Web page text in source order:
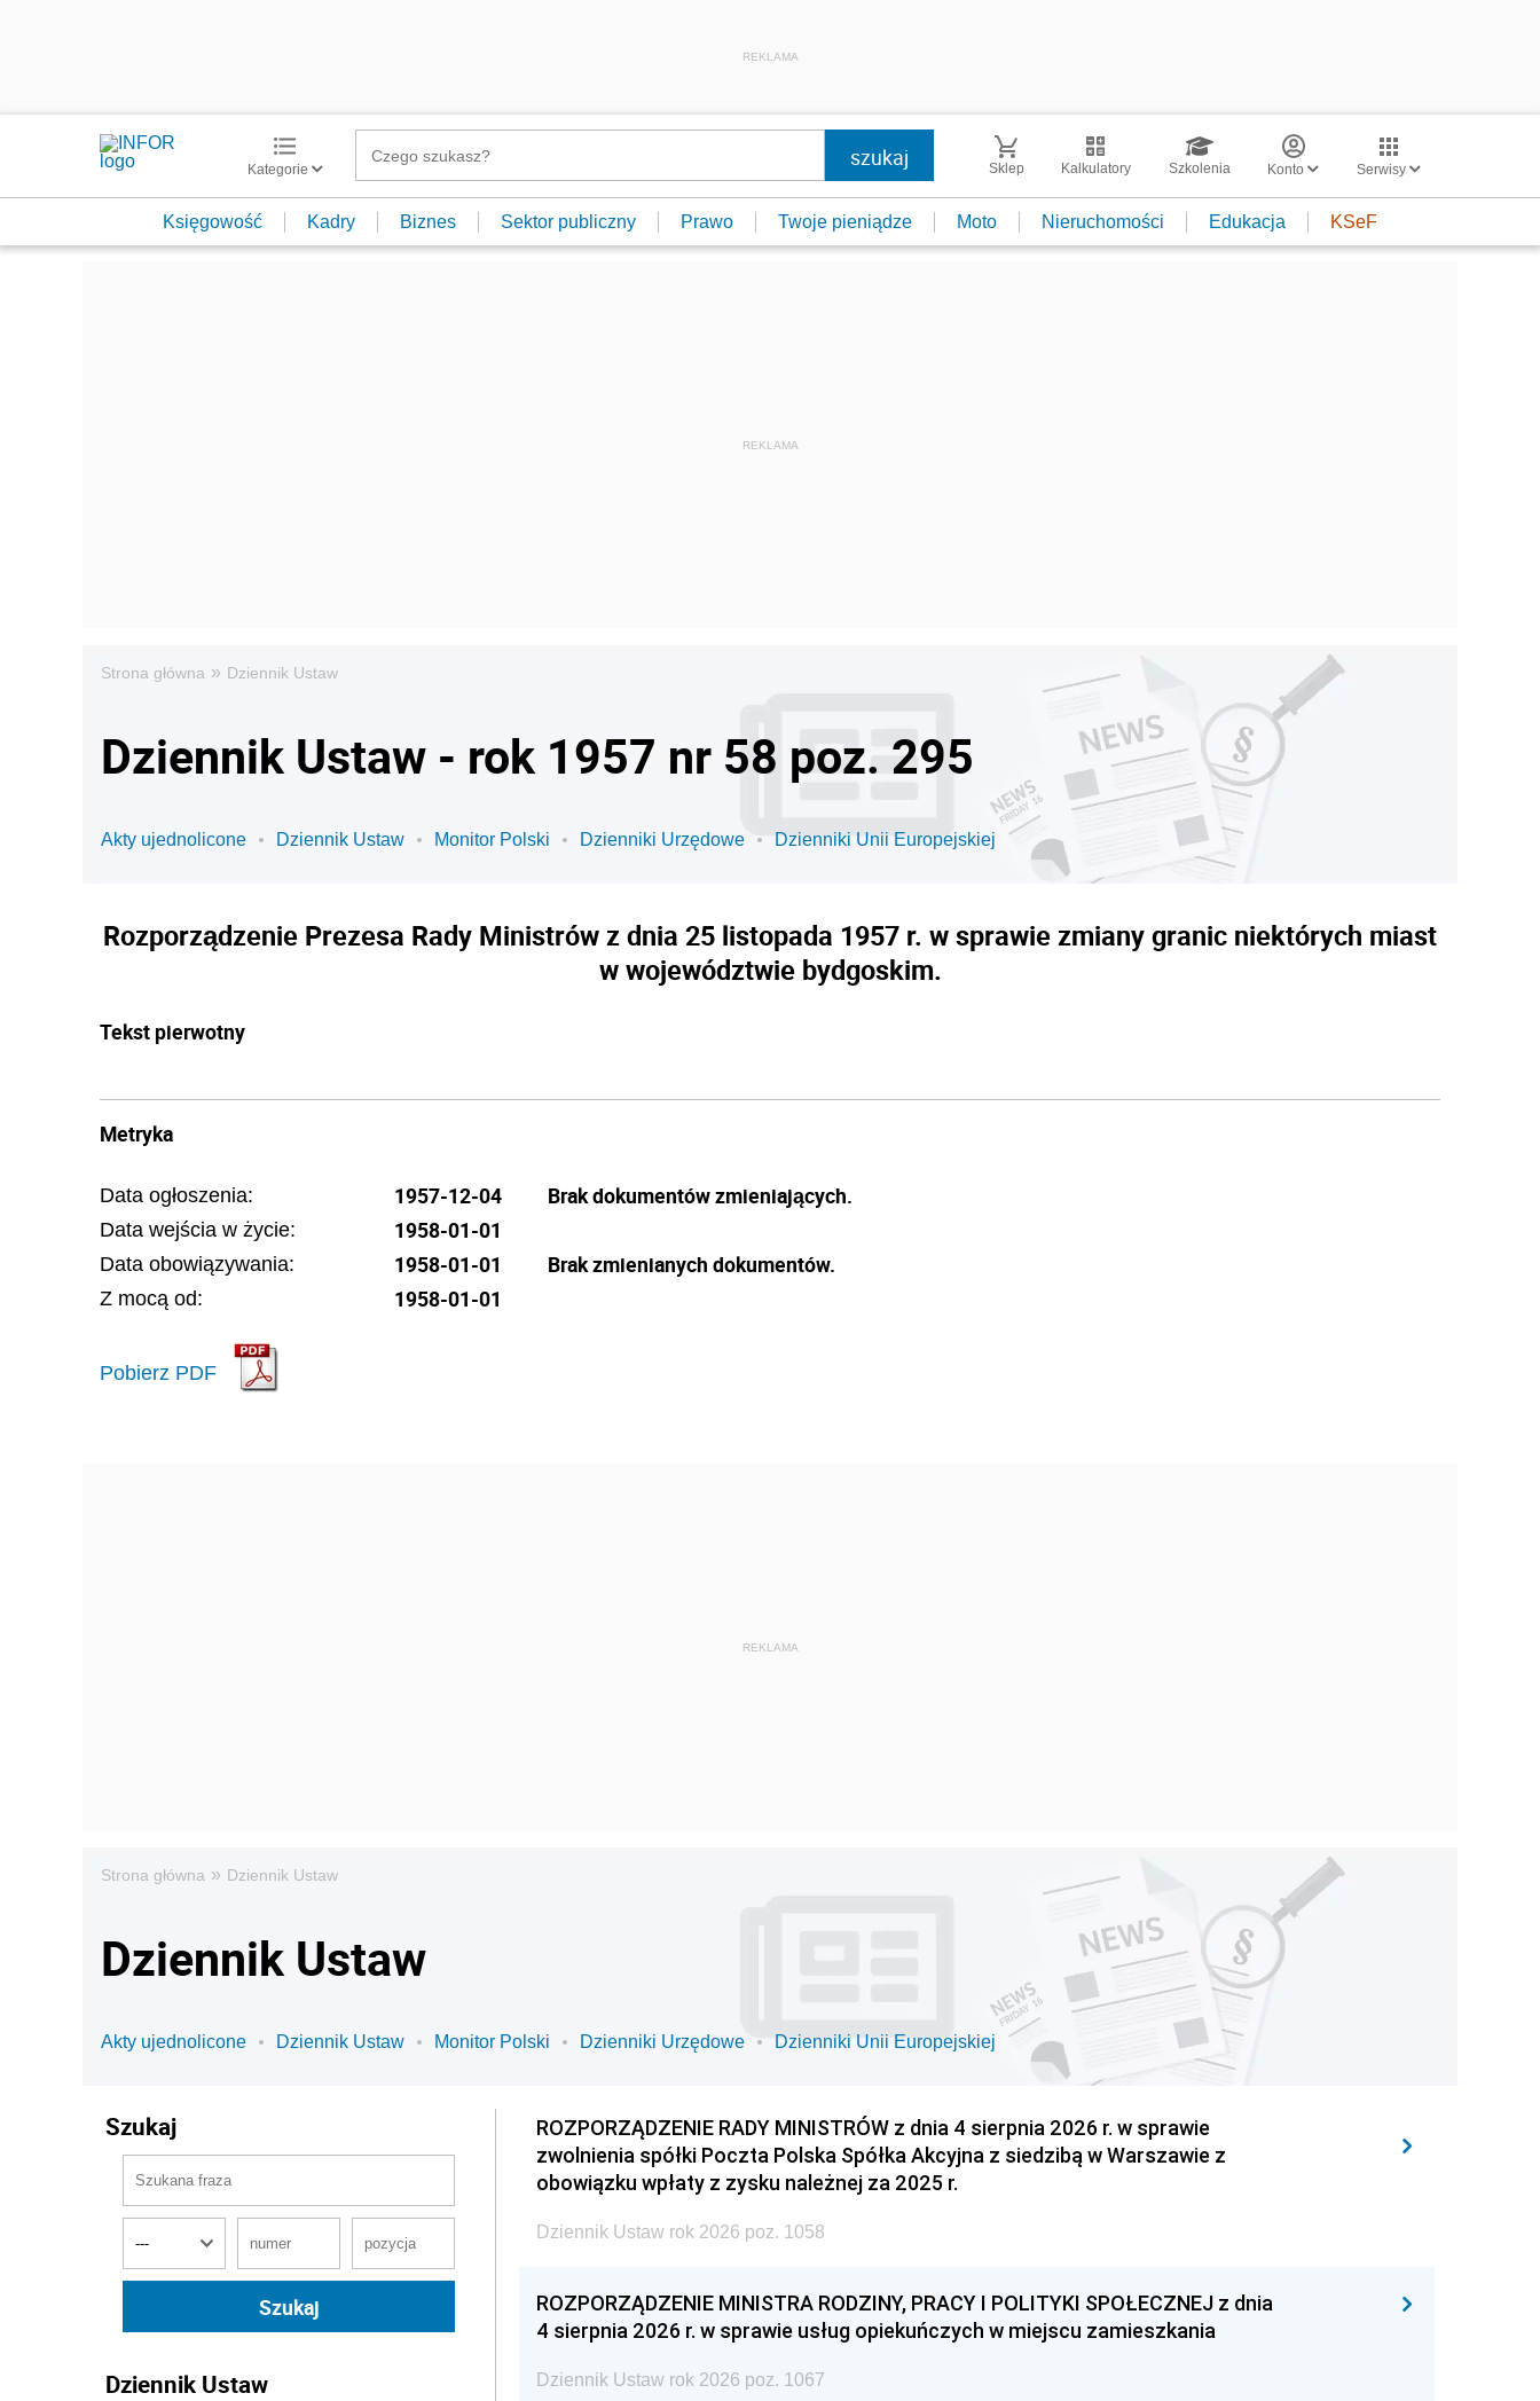
REKLAMA
Kategorie Sklep Kalkulatory Szkolenia Konto Serwisy
Księgowość Kadry Biznes Sektor publiczny Prawo Twoje pieniądze Moto Nieruchomości Edukacja KSeF
Strona główna » Dziennik Ustaw
Dziennik Ustaw - rok 1957 nr 58 poz. 295
Akty ujednolicone Dziennik Ustaw Monitor Polski Dzienniki Urzędowe Dzienniki Unii Europejskiej
Rozporządzenie Prezesa Rady Ministrów z dnia 25 listopada 1957 r. w sprawie zmiany granic niektórych miast
w województwie bydgoskim.
Tekst pierwotny
Metryka
Data ogłoszenia: 1957-12-04
Data wejścia w życie: 1958-01-01
Data obowiązywania: 1958-01-01
Z mocą od: 1958-01-01
Pobierz PDF
Brak dokumentów zmieniających.
Brak zmienianych dokumentów.
Strona główna » Dziennik Ustaw
Dziennik Ustaw
Akty ujednolicone Dziennik Ustaw Monitor Polski Dzienniki Urzędowe Dzienniki Unii Europejskiej
Szukaj
Dziennik Ustaw
ROZPORZĄDZENIE RADY MINISTRÓW z dnia 4 sierpnia 2026 r. w sprawie
zwolnienia spółki Poczta Polska Spółka Akcyjna z siedzibą w Warszawie z
obowiązku wpłaty z zysku należnej za 2025 r.
Dziennik Ustaw rok 2026 poz. 1058
ROZPORZĄDZENIE MINISTRA RODZINY, PRACY I POLITYKI SPOŁECZNEJ z dnia
4 sierpnia 2026 r. w sprawie usług opiekuńczych w miejscu zamieszkania
Dziennik Ustaw rok 2026 poz. 1067